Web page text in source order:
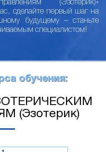
(Эзотерик)»
сделайте первый шаг на
будущему – станьте
специалистом!
обучения:
(Эзотерик)